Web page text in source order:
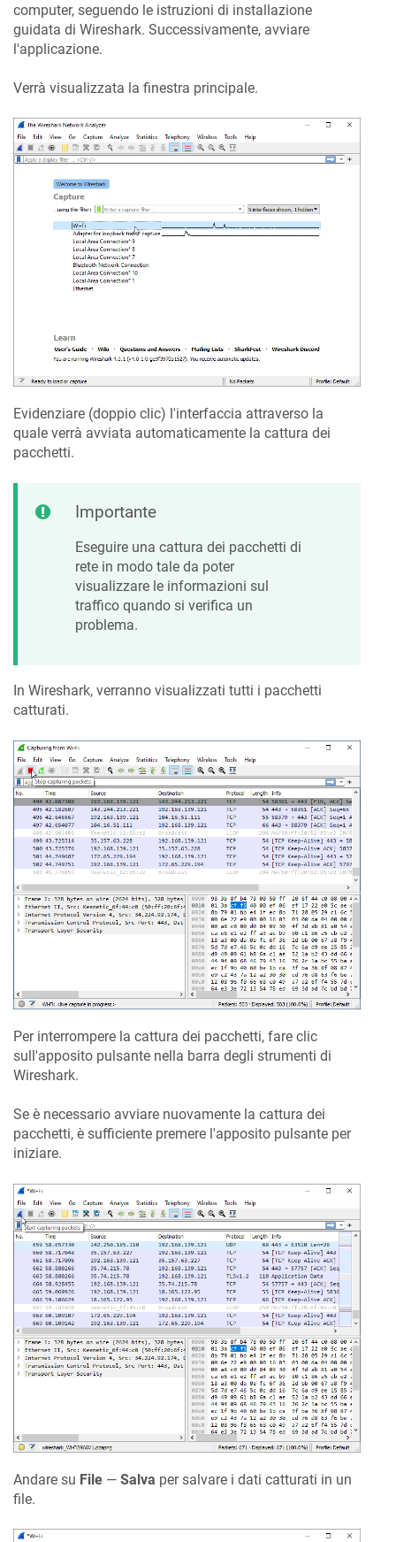
computer, seguendo le istruzioni di installazione
guidata di Wireshark. Successivamente, avviare
l'applicazione.
Verrà visualizzata la finestra principale.
Evidenziare (doppio clic) l'interfaccia attraverso la
quale verrà avviata automaticamente la cattura dei
pacchetti.
Importante
Eseguire una cattura dei pacchetti di
rete in modo tale da poter
visualizzare le informazioni sul
traffico quando si verifica un
problema.
In Wireshark, verranno visualizzati tutti i pacchetti
catturati.
Per interrompere la cattura dei pacchetti, fare clic
sull'apposito pulsante nella barra degli strumenti di
Wireshark.
Se è necessario avviare nuovamente la cattura dei
pacchetti, è sufficiente premere l'apposito pulsante per
iniziare.
Andare su File — Salva per salvare i dati catturati in un
file.